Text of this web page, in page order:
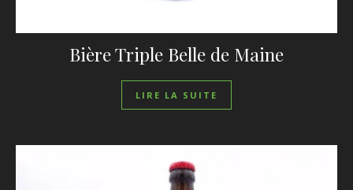
Bière Triple Belle de Maine
LIRE LA SUITE